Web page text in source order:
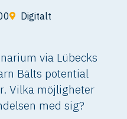
Digitalt
via Lübecks
Bälts potential
Vilka möjligheter
med sig?